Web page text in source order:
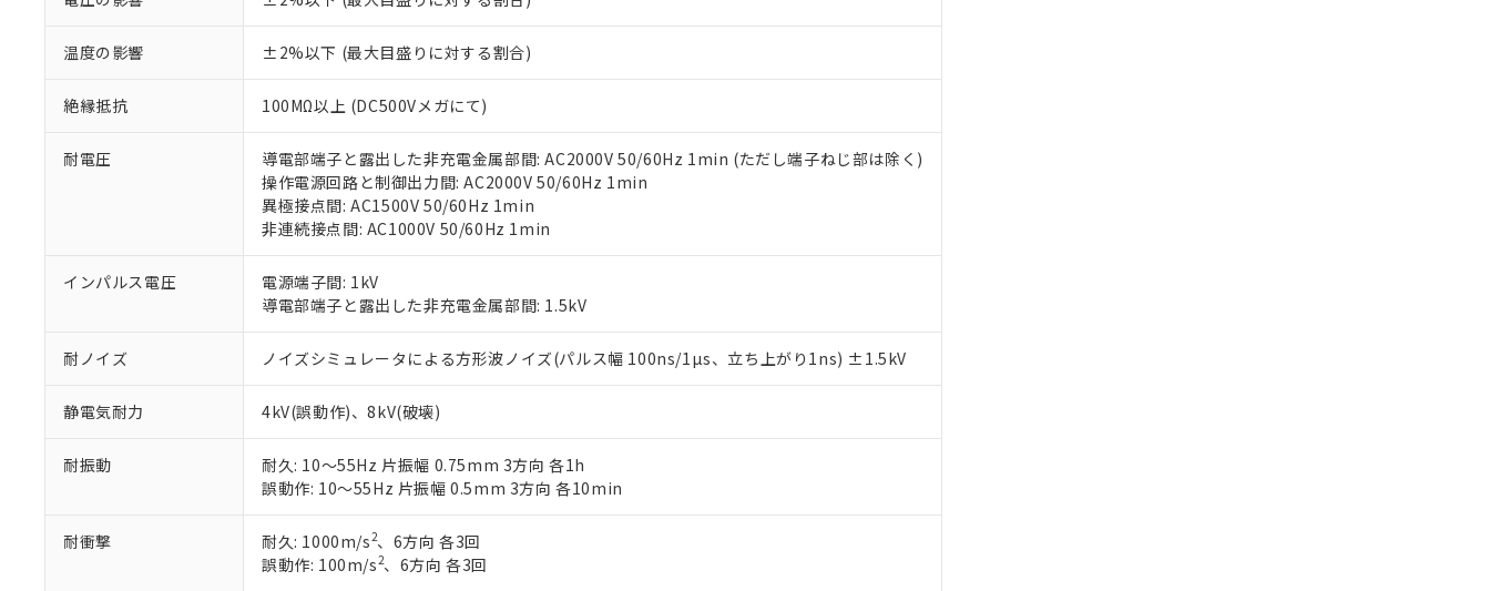
温度の影響 ±2%以下 (最大目盛りに対する割合)
絶縁抵抗 100MΩ以上 (DC500Vメガにて)
耐電圧
導電部端子と露出した非充電金属部間: AC2000V 50/60Hz 1min (ただし端子ねじ部は除く)
操作電源回路と制御出力間: AC2000V 50/60Hz 1min
異極接点間: AC1500V 50/60Hz 1min
非連続接点間: AC1000V 50/60Hz 1min
インパルス電圧
電源端子間: 1kV
導電部端子と露出した非充電金属部間: 1.5kV
耐ノイズ ノイズシミュレータによる方形波ノイズ(パルス幅 100ns/1µs、立ち上がり1ns) ±1.5kV
静電気耐力 4kV(誤動作)、8kV(破壊)
耐振動
耐久: 10～55Hz 片振幅 0.75mm 3方向 各1h
誤動作: 10～55Hz 片振幅 0.5mm 3方向 各10min
耐衝撃 耐久: 1000m/s2、6方向 各3回
誤動作: 100m/s2、6方向 各3回
本サービスは、当社制御機器事業取扱商品の当社在庫状況および標準価格(税抜)を提供させていただ
くものです。
当社制御機器事業取扱商品の中には、本サービスの対象外となる商品もあることをご了承ください。
在庫状況および標準価格照会結果は、記載している更新日時点での社内データに基づき作成されるも
のであり、閲覧された時点での実際の在庫および標準価格とは異なる場合があることをご了承くださ
い。
正式な納期状況および標準価格はお客様のお取引先、またはお客様担当のオムロン制御機器販売店・
当社販売員にご相談ください。
オムロン制御機器販売店や当社販売拠点は「
在庫状況および標準価格結果を当社の事前の承諾なく第三者に漏洩または開示しないようお願いしま
マイパーツ機能（部品リスト作成サービス）をご利用いただくには、I-Webメンバーズにご登録され
ている必要があります。
が、当社の製品・サービスに関するお客様との取引・商談に必要な範囲で利用することをご了承くだ
さい。
※当社の共同利用者とは、
いる法人を指します。
鉛(Pb) 1000ppm以下、 水銀(Hg) 1000ppm以下、 カドミウム(Cd) 100ppm以下、
ル（DBP） 1000ppm以下、フタル酸ジイソブチル (DIBP) 1000ppm以下
※2 対応予定月
部品在庫の切り替え状況などにより、予定月が前後することがあります。
※3 非含有証明書ダウンロード
下記の非含有証明書をダウンロードすることができます。
EU RoHS指令（10物質）の非含有証明書
51物質の非含有証明書（当社基準）
※本証明書は発行日時点で非含有を証明するもので、過去に遡って非含有を証明するものではありません。
また、RoHS指令のフタル酸エステル類４物質の対応では、対応完了までの期間は出荷製品に未対応品が
混在することから備考欄に対応日を記載しておりました。
既に当社にて対応品への在庫切替を完了していることから、特段のことがない限り、2022年1月12日よ
り割愛しております。
「○」：最大均質材料含有率が中国RoHSの基準値以下であることを示します。
「×」：最大均質材料含有率が中国RoHSの基準値を超えていることを示します。
「－」：未確認です。当社販売部門へお問い合わせください。
*中国RoHS10物質の基準値 (GB/T26572)：
Pb(鉛) :1000ppm、 Hg(水銀) : 1000ppm、 Cd(カドミウム) : 100ppm、
Cr(Ⅵ)(六価クロム) : 1000ppm、 PBBs(ポリ臭化ビフェニル類) : 1000ppm、 PBDEs(ポリ臭化ジフェニルエーテル類) : 1000ppm、
DBP(フタル酸ジブチル) : 1000ppm、 DIBP(フタル酸ジイソブチル) : 1000ppm、 BBP(フタル酸ブチルベンジル) : 1000ppm、
DEHP(フタル酸ビス(2-エチルヘキシル)) : 1000ppm
※2 環境保護使用期限
「ｅ」：有害物質（10物質）のすべてが基準値以下であることを示します。
「10」：通常の使用状況下において有害物質が外部に漏えいし、環境に深刻な影響を及ぼさない年数を意
味します。
「－」：未確認です。当社販売部門へお問い合わせください。
当社は、これら貴社製品のうち、外国為替および外国貿易法に定める商品（以下｢規制貨物等」とい
う）を輸出または国外への提供する場合は、日本国政府の輸出許可(または役務取引許可)を取得する
当社は規制貨物を破棄する場合は、完全に破砕するなど、違法に輸出されないよう必要な手段を講じ
ます。
当社は貴社製品を、核兵器、ミサイル、化学兵器、生物兵器またはその他武器並びにこれらの製造装
置等に一切使用いたしません。
当社は、貴社製品を第三者に販売する場合は、上記1、2および3の内容を当該第三者に通知します。
また当社は、販売先および販売に係わる関係者が違法に輸出するおそれがある場合は、取り引きをい
たしません。
合意する
記
号
説明
○ 一定数以上の在庫あり
△ 一定数には満たないが在庫あり
－
在庫なし(最新の在庫状況については、お客様のお取引先、またはお客様担当のオムロン制御
空
白
受注生産機種、また在庫状況の情報を公開していない機種